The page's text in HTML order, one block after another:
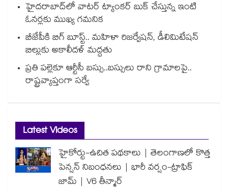
హైదరాబాద్⁪లో వాటర్ ట్యాంకర్ బుక్ చేస్తున్న ఇంటి
ఓనర్లకు ముఖ్య గమనిక
బీజేపీకి బిగ్ బూస్ట్.. మహిళా రిజర్వేషన్, డీలిమిటేషన్
బిల్లుకు అకాలీదళ్ మద్దతు
ప్రతి పల్లెకూ ఆర్టీసీ బస్సు..బస్సులు రాని గ్రామాలపై..
రాష్ట్రవ్యాప్తంగా సర్వే
Latest Videos
హైకోర్టు-ఉచిత పథకాలు | తెలంగాణలో కొత్త
పెన్షన్ నిబంధనలు | భారీ వర్షం-ట్రాఫిక్
జామ్ | V6 తీన్మార్